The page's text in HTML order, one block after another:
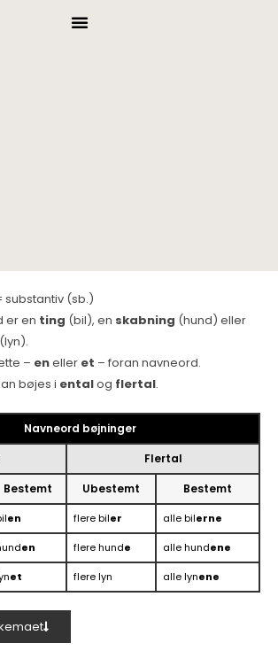
substantiv (sb.)
er en ting (bil), en skabning (hund) eller
(lyn).
– eneller et – foran navneord.
bøjes i entalog flertal.
Navneord bøjninger
Flertal
Bestemt Ubestemt Bestemt
en flere biler alle bilerne
en flere hunde alle hundene
et flere lyn alle lynene